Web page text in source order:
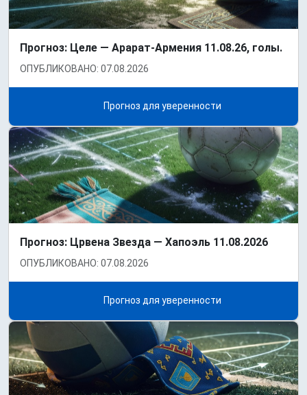
Прогноз: Целе — Арарат-Армения 11.08.26, голы.
ОПУБЛИКОВАНО: 07.08.2026
Прогноз для уверенности
Прогноз: Црвена Звезда — Хапоэль 11.08.2026
ОПУБЛИКОВАНО: 07.08.2026
Прогноз для уверенности